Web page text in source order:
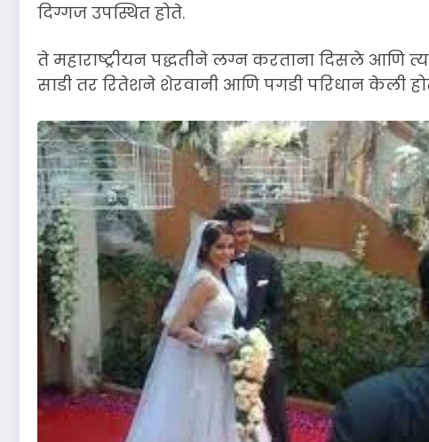
दिग्गज उपस्थित होते.
ते महाराष्ट्रीयन पद्धतीने लग्न करताना दिसले आणि
साडी तर रितेशने शेरवानी आणि पगडी परिधान केली